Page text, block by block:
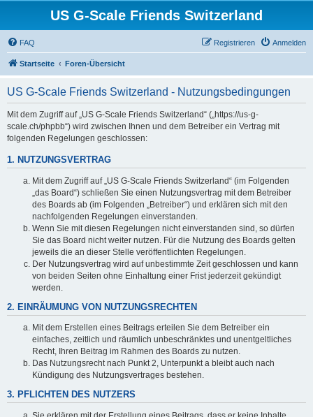
US G-Scale Friends Switzerland
FAQ Anmelden
Registrieren
Startseite Foren-Übersicht
US G-Scale Friends Switzerland - Nutzungsbedingungen
Mit dem Zugriff auf „US G-Scale Friends Switzerland“ („https://us-g-
scale.ch/phpbb“) wird zwischen Ihnen und dem Betreiber ein Vertrag mit
folgenden Regelungen geschlossen:
1. NUTZUNGSVERTRAG
Mit dem Zugriff auf „US G-Scale Friends Switzerland“ (im Folgenden
„das Board“) schließen Sie einen Nutzungsvertrag mit dem Betreiber
des Boards ab (im Folgenden „Betreiber“) und erklären sich mit den
nachfolgenden Regelungen einverstanden.
Wenn Sie mit diesen Regelungen nicht einverstanden sind, so dürfen
Sie das Board nicht weiter nutzen. Für die Nutzung des Boards gelten
jeweils die an dieser Stelle veröffentlichten Regelungen.
Der Nutzungsvertrag wird auf unbestimmte Zeit geschlossen und kann
von beiden Seiten ohne Einhaltung einer Frist jederzeit gekündigt
werden.
2. EINRÄUMUNG VON NUTZUNGSRECHTEN
Mit dem Erstellen eines Beitrags erteilen Sie dem Betreiber ein
einfaches, zeitlich und räumlich unbeschränktes und unentgeltliches
Recht, Ihren Beitrag im Rahmen des Boards zu nutzen.
Das Nutzungsrecht nach Punkt 2, Unterpunkt a bleibt auch nach
Kündigung des Nutzungsvertrages bestehen.
3. PFLICHTEN DES NUTZERS